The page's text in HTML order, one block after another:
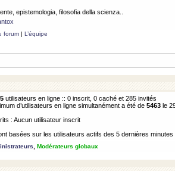
epistemologia, filosofia della scienza..
forum | L’équipe
utilisateurs en ligne :: 0 inscrit, 0 caché et 285 invités
d’utilisateurs en ligne simultanément a été de 5463 le
: Aucun utilisateur inscrit
basées sur les utilisateurs actifs des 5 dernières minutes
Modérateurs globaux